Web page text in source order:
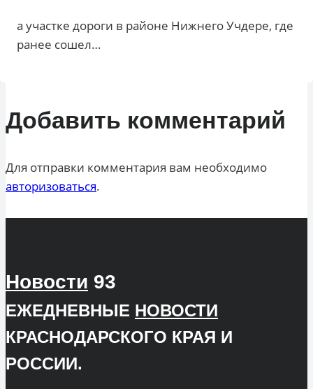
а участке дороги в районе Нижнего Учдере, где
ранее сошел…
Добавить комментарий
Для отправки комментария вам необходимо
авторизоваться.
Новости 93
ЕЖЕДНЕВНЫЕ НОВОСТИ
КРАСНОДАРСКОГО КРАЯ И
РОССИИ.